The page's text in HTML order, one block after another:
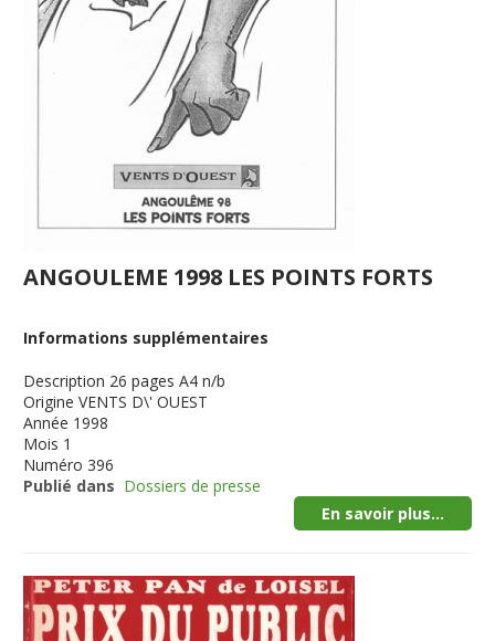
ANGOULEME 1998 LES POINTS FORTS
Informations supplémentaires
Description 26 pages A4 n/b
Origine VENTS D\' OUEST
Année 1998
Mois 1
Numéro 396
Publié dans Dossiers de presse
En savoir plus...